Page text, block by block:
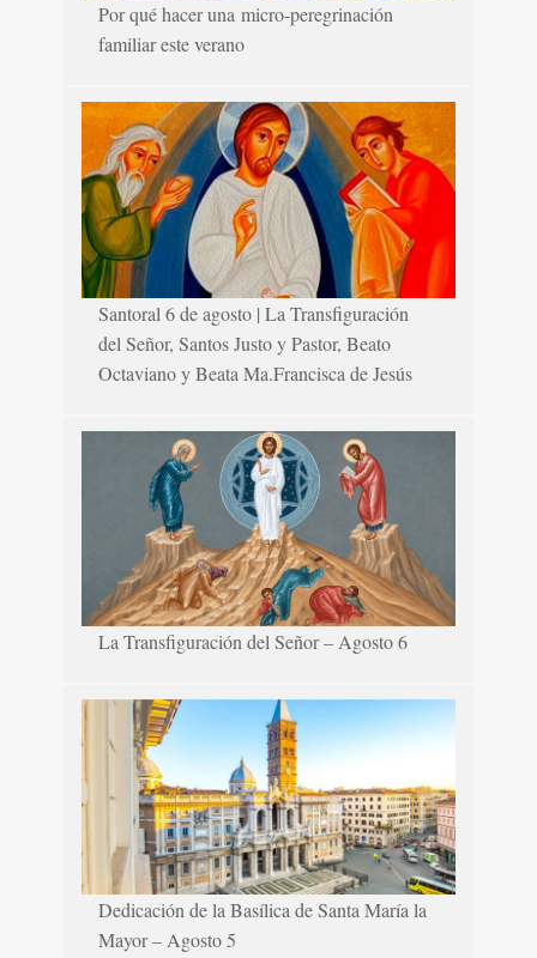
Por qué hacer una micro-peregrinación
familiar este verano
Santoral 6 de agosto | La Transfiguración
del Señor, Santos Justo y Pastor, Beato
Octaviano y Beata Ma.Francisca de Jesús
La Transfiguración del Señor – Agosto 6
Dedicación de la Basílica de Santa María la
Mayor – Agosto 5